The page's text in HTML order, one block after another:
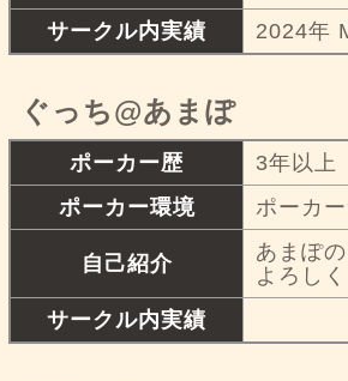
サークル内実績
2024年
ぐっち@あまぽ
ポーカー歴
3年以上
ポーカー環境
ポーカ
自己紹介
あまぽ
よろし
サークル内実績